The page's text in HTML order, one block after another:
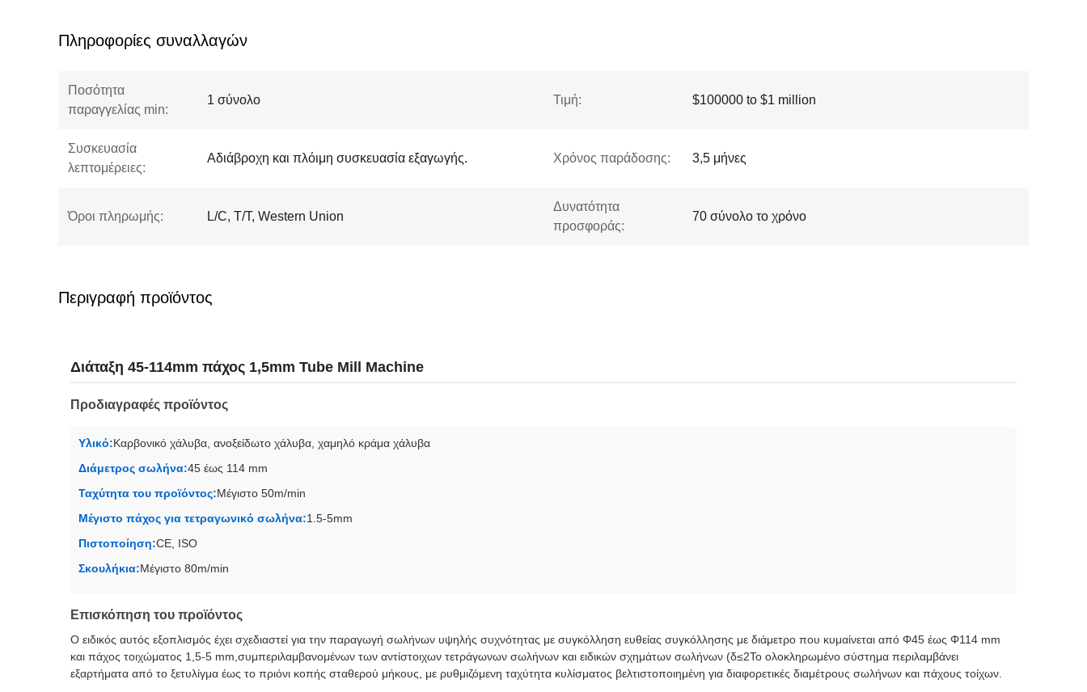
Πληροφορίες συναλλαγών
Ποσότητα
παραγγελίας min:
1 σύνολο Τιμή: $100000 to $1 million
Συσκευασία
λεπτομέρειες:
Αδιάβροχη και πλόιμη συσκευασία εξαγωγής. Χρόνος παράδοσης: 3,5 μήνες
Όροι πληρωμής: L/C, T/T, Western Union
Δυνατότητα
προσφοράς:
70 σύνολο το χρόνο
Περιγραφή προϊόντος
Διάταξη 45-114mm πάχος 1,5mm Tube Mill Machine
Προδιαγραφές προϊόντος
Υλικό:Καρβονικό χάλυβα, ανοξείδωτο χάλυβα, χαμηλό κράμα χάλυβα
Διάμετρος σωλήνα:45 έως 114 mm
Ταχύτητα του προϊόντος:Μέγιστο 50m/min
Μέγιστο πάχος για τετραγωνικό σωλήνα:1.5-5mm
Πιστοποίηση:CE, ISO
Σκουλήκια:Μέγιστο 80m/min
Επισκόπηση του προϊόντος
Ο ειδικός αυτός εξοπλισμός έχει σχεδιαστεί για την παραγωγή σωλήνων υψηλής συχνότητας με συγκόλληση ευθείας συγκόλλησης με διάμετρο που κυμαίνεται από Φ45 έως Φ114 mm
και πάχος τοιχώματος 1,5-5 mm,συμπεριλαμβανομένων των αντίστοιχων τετράγωνων σωλήνων και ειδικών σχημάτων σωλήνων (δ≤2Το ολοκληρωμένο σύστημα περιλαμβάνει
εξαρτήματα από το ξετυλίγμα έως το πριόνι κοπής σταθερού μήκους, με ρυθμιζόμενη ταχύτητα κυλίσματος βελτιστοποιημένη για διαφορετικές διαμέτρους σωλήνων και πάχους τοίχων.